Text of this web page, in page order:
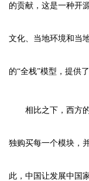
的贡献，这是一种开
文化、当地环境和当
的“全栈”模型，提供
相比之下，西方
独购买每一个模块，
此，中国让发展中国